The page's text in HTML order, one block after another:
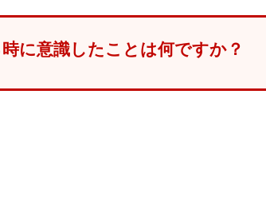
に意識したことは何ですか？